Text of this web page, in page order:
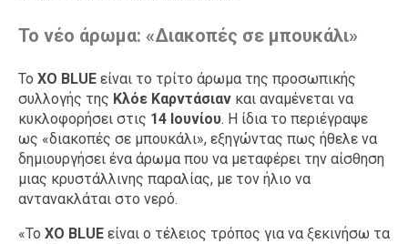
Το νέο άρωμα: «Διακοπές σε μπουκάλι»
Το XO BLUE είναι το τρίτο άρωμα της προσωπικής
συλλογής της Κλόε Καρντάσιαν και αναμένεται να
κυκλοφορήσει στις 14 Ιουνίου. Η ίδια το περιέγραψε
ως «διακοπές σε μπουκάλι», εξηγώντας πως ήθελε να
δημιουργήσει ένα άρωμα που να μεταφέρει την αίσθηση
μιας κρυστάλλινης παραλίας, με τον ήλιο να
αντανακλάται στο νερό.
«Το XO BLUE είναι ο τέλειος τρόπος για να ξεκινήσω τα